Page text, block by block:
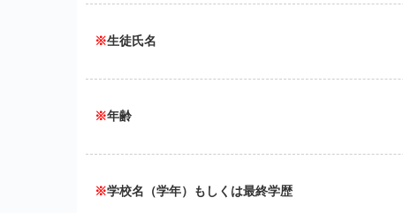
※生徒氏名
※年齢
※学校名（学年）もしくは最終学歴